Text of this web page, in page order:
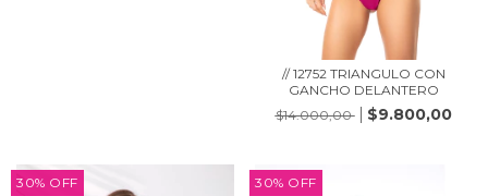
// 12752 TRIANGULO CON
GANCHO DELANTERO
$14.000,00
$9.800,00
30% OFF 30% OFF